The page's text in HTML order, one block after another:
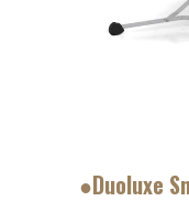
●Duoluxe